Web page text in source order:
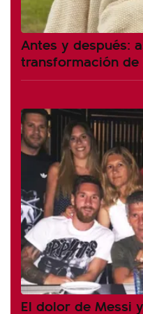
Antes y después:
transformación de
El dolor de Messi